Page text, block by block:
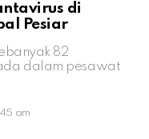
di
Pesiar
82
dalam pesawat
am